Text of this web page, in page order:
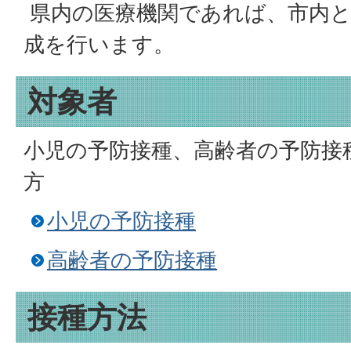
県内の医療機関であれば、市内
成を行います。
対象者
小児の予防接種、高齢者の予防
方
小児の予防接種
高齢者の予防接種
接種方法